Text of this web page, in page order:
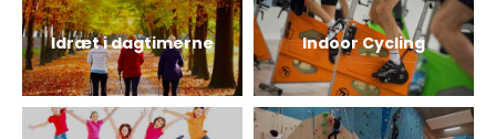
Idræt i dagtimerne Indoor Cycling